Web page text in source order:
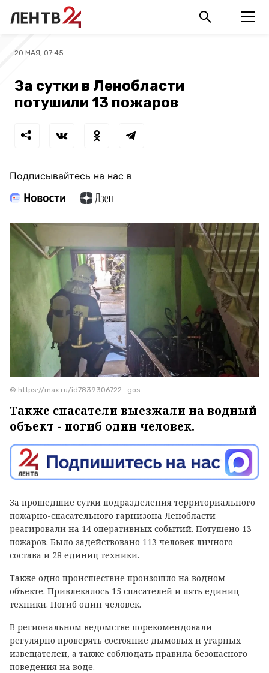
20 МАЯ, 07:45
За сутки в Ленобласти
потушили 13 пожаров
Подписывайтесь на нас в
© https://max.ru/id7839306722_gos
Также спасатели выезжали на водный
объект - погиб один человек.
За прошедшие сутки подразделения территориального
пожарно-спасательного гарнизона Ленобласти
реагировали на 14 оперативных событий. Потушено 13
пожаров. Было задействовано 113 человек личного
состава и 28 единиц техники.
Также одно происшествие произошло на водном
объекте. Привлекалось 15 спасателей и пять единиц
техники. Погиб один человек.
В региональном ведомстве порекомендовали
регулярно проверять состояние дымовых и угарных
извещателей, а также соблюдать правила безопасного
поведения на воде.